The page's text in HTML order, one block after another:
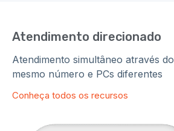
Atendimento direcionado
Atendimento simultâneo através do
mesmo número e PCs diferentes
Conheça todos os recursos